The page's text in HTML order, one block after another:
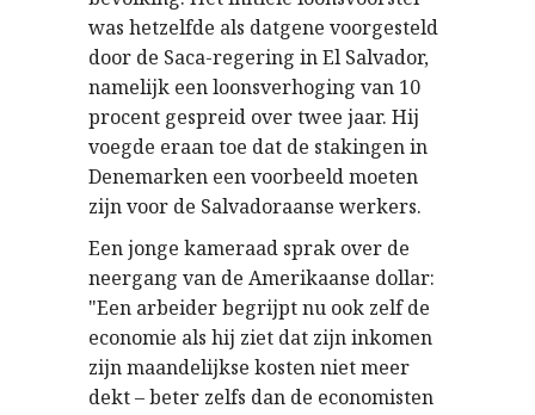
was hetzelfde als datgene voorgesteld
door de Saca-regering in El Salvador,
namelijk een loonsverhoging van 10
procent gespreid over twee jaar. Hij
voegde eraan toe dat de stakingen in
Denemarken een voorbeeld moeten
zijn voor de Salvadoraanse werkers.
Een jonge kameraad sprak over de
neergang van de Amerikaanse dollar:
"Een arbeider begrijpt nu ook zelf de
economie als hij ziet dat zijn inkomen
zijn maandelijkse kosten niet meer
dekt – beter zelfs dan de economisten